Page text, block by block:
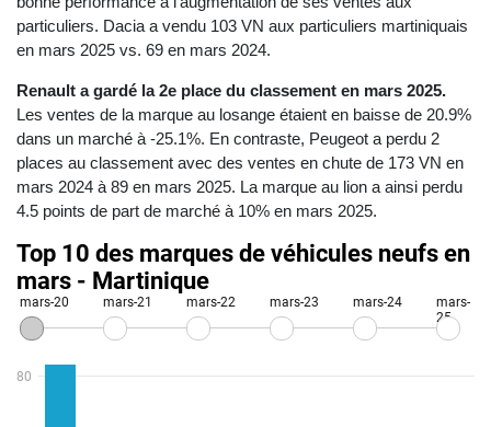
particuliers. Dacia a vendu 103 VN aux particuliers martiniquais
en mars 2025 vs. 69 en mars 2024.
Renault a gardé la 2e place du classement en mars 2025.
Les ventes de la marque au losange étaient en baisse de 20.9%
dans un marché à -25.1%. En contraste, Peugeot a perdu 2
places au classement avec des ventes en chute de 173 VN en
mars 2024 à 89 en mars 2025. La marque au lion a ainsi perdu
4.5 points de part de marché à 10% en mars 2025.